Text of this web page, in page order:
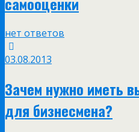
нет ответов
03.08.2013
Зачем нужно иметь
для бизнесмена?